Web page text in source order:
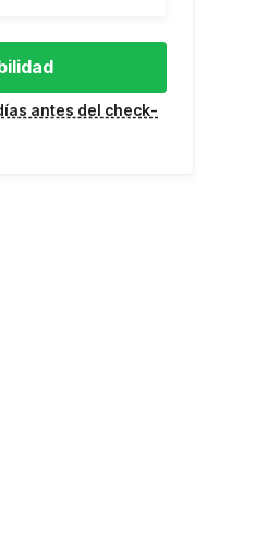
antes del check-